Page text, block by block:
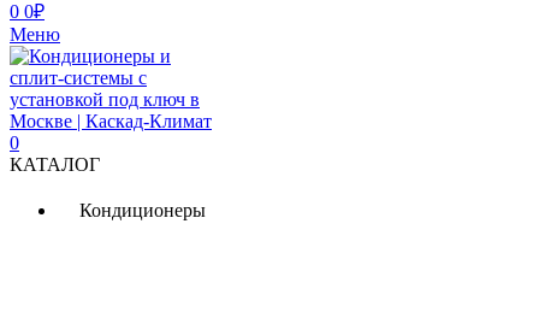
0 0₽
Меню
0
КАТАЛОГ
Кондиционеры